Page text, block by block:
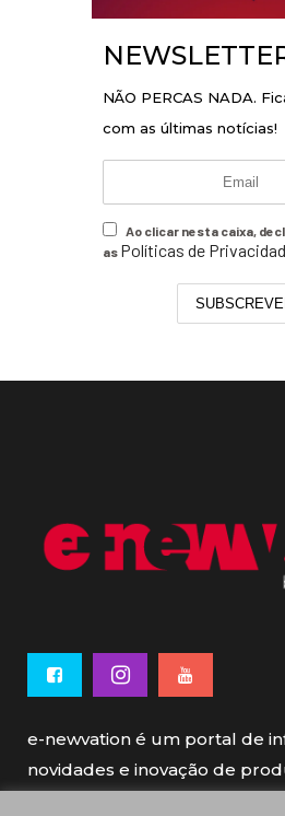
NÃO PERCAS NADA.
com as últimas notícias!
Ao clicar nesta caixa,
as Políticas de
e-newvation é um portal de
novidades e inovação de